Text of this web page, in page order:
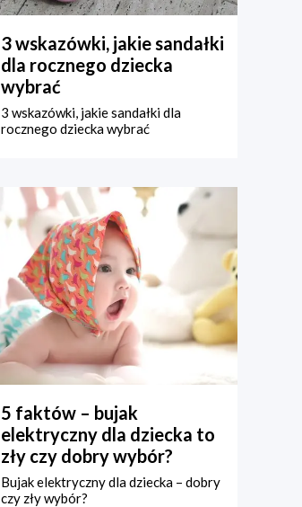
3 wskazówki, jakie sandałki
dla rocznego dziecka
wybrać
3 wskazówki, jakie sandałki dla
rocznego dziecka wybrać
5 faktów – bujak
elektryczny dla dziecka to
zły czy dobry wybór?
Bujak elektryczny dla dziecka – dobry
czy zły wybór?